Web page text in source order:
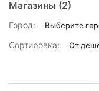
Магазины (2)
Город:
Сортировка: